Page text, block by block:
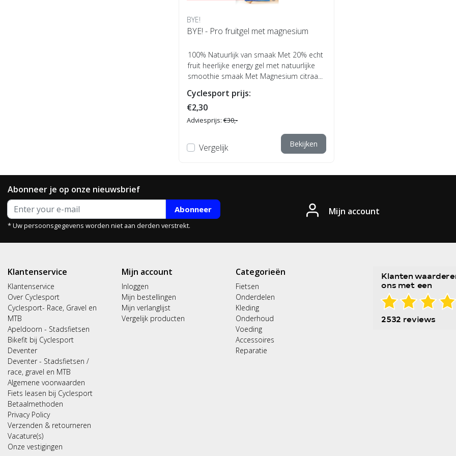
BYE!
BYE! - Pro fruitgel met magnesium
100% Natuurlijk van smaak Met 20% echt
fruit heerlijke energy gel met natuurlijke
smoothie smaak Met Magnesium citraa...
Cyclesport prijs:
€2,30
Adviesprijs: €30,-
Vergelijk Bekijken
Abonneer je op onze nieuwsbrief
Abonneer
* Uw persoonsgegevens worden niet aan derden verstrekt.
Mijn account
Klantenservice
Klantenservice
Over Cyclesport
Cyclesport- Race, Gravel en
MTB
Apeldoorn - Stadsfietsen
Bikefit bij Cyclesport
Deventer
Deventer - Stadsfietsen /
race, gravel en MTB
Algemene voorwaarden
Fiets leasen bij Cyclesport
Betaalmethoden
Privacy Policy
Verzenden & retourneren
Vacature(s)
Onze vestigingen
Mijn account
Inloggen
Mijn bestellingen
Mijn verlanglijst
Vergelijk producten
Categorieën
Fietsen
Onderdelen
Kleding
Onderhoud
Voeding
Accessoires
Reparatie